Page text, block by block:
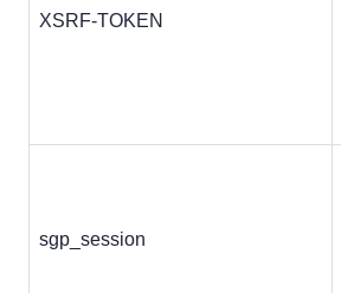
XSRF-TOKEN
sgp_session